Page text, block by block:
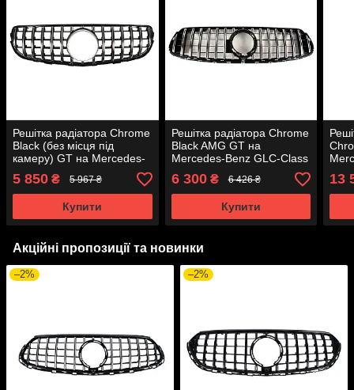
Решітка радіатора Chrome
Black (без місця під
камеру) GT на Mercedes-
Benz GLC-Class X253
2015-2019 року
5 850 ₴ 5 967 ₴
Купити
Решітка радіатора Chrome
Black AMG GT на
Mercedes-Benz GLC-Class
X253 2019-2022 року
6 300₴ 6 426 ₴
Купити
13
Акційні пропозиції та новинки
–2% –2%